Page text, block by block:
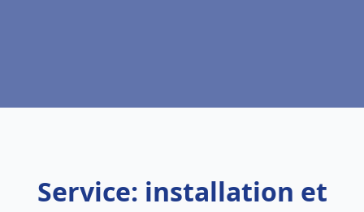
Service: installation et